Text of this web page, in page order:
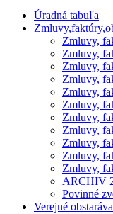
Úradná tabuľa
Zmluvy,
Zmluvy,
Zmluvy,
Zmluvy,
Zmluvy,
Zmluvy,
Zmluvy,
Zmluvy,
Zmluvy,
Zmluvy,
Zmluvy,
ARCHIV
Povinné
Verejné